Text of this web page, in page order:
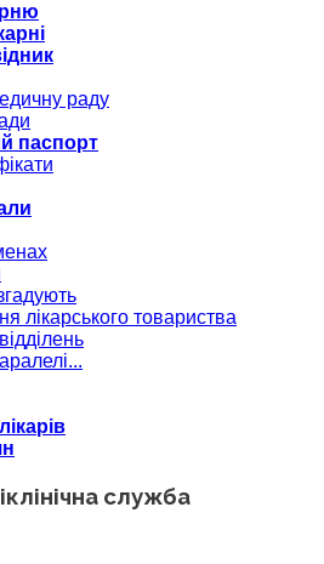
раду
паспорт
лікарського товариства
служба